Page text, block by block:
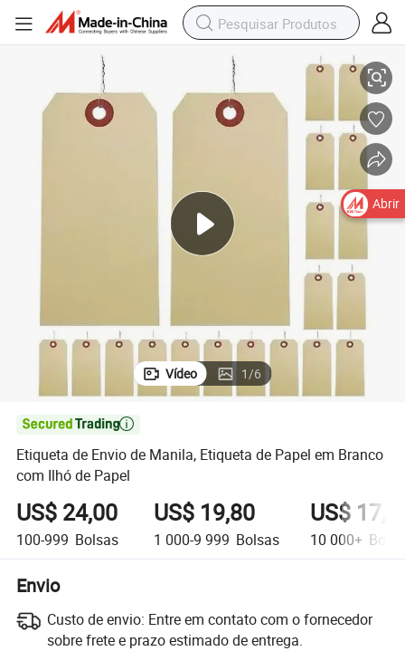
Etiqueta de Envio de Manila, Etiqueta de Papel em Branco com Ilhó de
Vídeo 1/6

Etiqueta de Envio de Manila, Etiqueta de Papel em Branco
com Ilhó de Papel
US$ 24,00
100-999 Bolsas
US$ 19,80
1 000-9 999 Bolsas
US$
10 000+
Envio
Custo de envio: Entre em contato com o fornecedor
sobre frete e prazo estimado de entrega.
Abrir